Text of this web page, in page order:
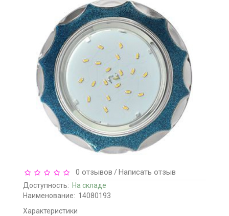
0 отзывов /Написать отзыв
Доступность: На складе
Наименование: 14080193
Характеристики